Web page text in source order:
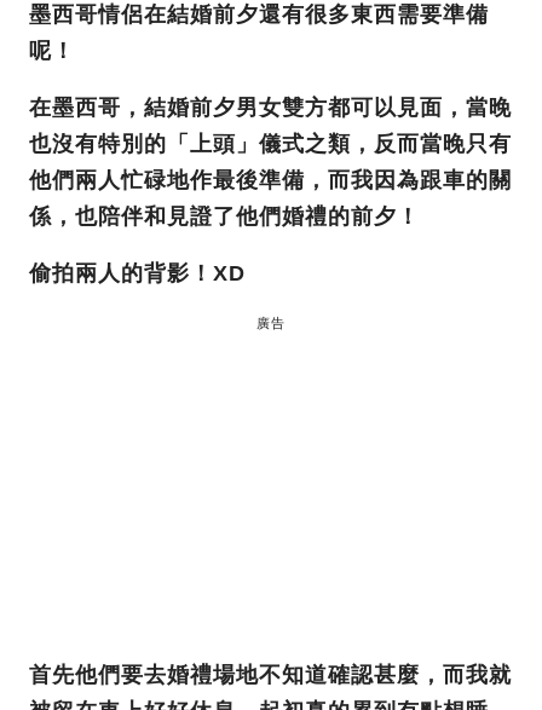
墨西哥情侶在結婚前夕還有很多東西需要準備
呢！
在墨西哥，結婚前夕男女雙方都可以見面，當晚
也沒有特別的「上頭」儀式之類，反而當晚只有
他們兩人忙碌地作最後準備，而我因為跟車的關
係，也陪伴和見證了他們婚禮的前夕！
偷拍兩人的背影！XD
廣告
首先他們要去婚禮場地不知道確認甚麼，而我就